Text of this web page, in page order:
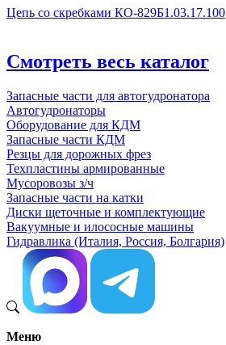
Цепь со скребками КО-829Б1.03.17.100
Смотреть весь каталог
Запасные части для автогудронатора
Автогудронаторы
Оборудование для КДМ
Запасные части КДМ
Резцы для дорожных фрез
Техпластины армированные
Мусоровозы з/ч
Запасные части на катки
Диски щеточные и комплектующие
Вакуумные и илососные машины
Гидравлика (Италия, Россия, Болгария)
Меню